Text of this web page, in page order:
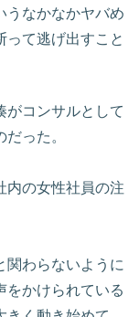
うなかなかヤバめ
って逃げ出すこと
がコンサルとして
った。
内の女性社員の注
関わらないように
をかけられている